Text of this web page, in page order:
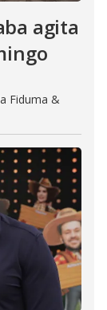
agita
Fiduma &